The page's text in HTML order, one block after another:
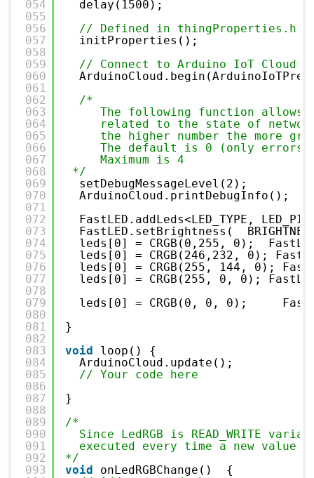
054
055
056
057
058
059
060
061
062
063
064
065
066
067
068
069
070
071
072
073
074
075
076
077
078
079
080
081
082
083
084
085
086
087
088
089
090
091
092
093
delay(1500);
// Defined in thingProperties.h
initProperties();
// Connect to Arduino IoT Cloud
/*
The following function allows
related to the state of
the higher number the more
The default is 0 (only
Maximum is 4
*/
setDebugMessageLevel(2);
ArduinoCloud.printDebugInfo();
FastLED.addLeds<LED_TYPE,
FastLED.setBrightness(
leds[0] = CRGB(0,255, 0);
leds[0] = CRGB(246,232, 0);
leds[0] = CRGB(255, 144, 0);
leds[0] = CRGB(255, 0, 0);
leds[0] = CRGB(0, 0, 0);
}
void
loop() {
ArduinoCloud.update();
// Your code here
}
/*
Since LedRGB is READ_WRITE
executed every time a new value
*/
void
onLedRGBChange()  {